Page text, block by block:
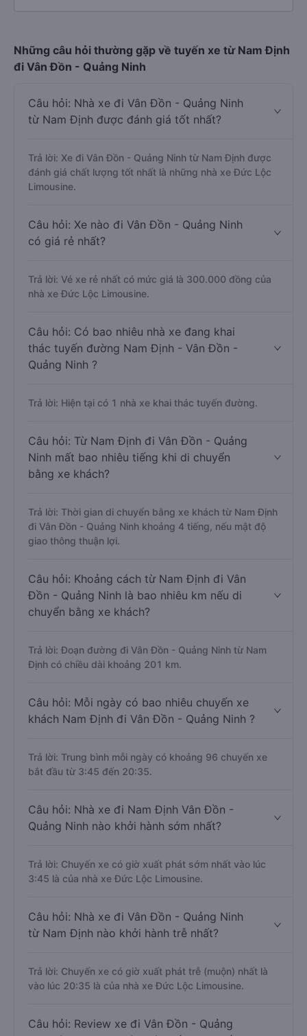
Những câu hỏi thường gặp về tuyến xe từ Nam Định
đi Vân Đồn - Quảng Ninh
Câu hỏi: Nhà xe đi Vân Đồn - Quảng Ninh
từ Nam Định được đánh giá tốt nhất?
Trả lời: Xe đi Vân Đồn - Quảng Ninh từ Nam Định được
đánh giá chất lượng tốt nhất là những nhà xe Đức Lộc
Limousine.
Câu hỏi: Xe nào đi Vân Đồn - Quảng Ninh
có giá rẻ nhất?
Trả lời: Vé xe rẻ nhất có mức giá là 300.000 đồng của
nhà xe Đức Lộc Limousine.
Câu hỏi: Có bao nhiêu nhà xe đang khai
thác tuyến đường Nam Định - Vân Đồn -
Quảng Ninh ?
Trả lời: Hiện tại có 1 nhà xe khai thác tuyến đường.
Câu hỏi: Từ Nam Định đi Vân Đồn - Quảng
Ninh mất bao nhiêu tiếng khi di chuyển
bằng xe khách?
Trả lời: Thời gian di chuyển bằng xe khách từ Nam Định
đi Vân Đồn - Quảng Ninh khoảng 4 tiếng, nếu mật độ
giao thông thuận lợi.
Câu hỏi: Khoảng cách từ Nam Định đi Vân
Đồn - Quảng Ninh là bao nhiêu km nếu di
chuyển bằng xe khách?
Trả lời: Đoạn đường đi Vân Đồn - Quảng Ninh từ Nam
Định có chiều dài khoảng 201 km.
Câu hỏi: Mỗi ngày có bao nhiêu chuyến xe
khách Nam Định đi Vân Đồn - Quảng Ninh ?
Trả lời: Trung bình mỗi ngày có khoảng 96 chuyến xe
bắt đầu từ 3:45 đến 20:35.
Câu hỏi: Nhà xe đi Nam Định Vân Đồn -
Quảng Ninh nào khởi hành sớm nhất?
Trả lời: Chuyến xe có giờ xuất phát sớm nhất vào lúc
3:45 là của nhà xe Đức Lộc Limousine.
Câu hỏi: Nhà xe đi Vân Đồn - Quảng Ninh
từ Nam Định nào khởi hành trễ nhất?
Trả lời: Chuyến xe có giờ xuất phát trễ (muộn) nhất là
vào lúc 20:35 là của nhà xe Đức Lộc Limousine.
Câu hỏi: Review xe đi Vân Đồn - Quảng